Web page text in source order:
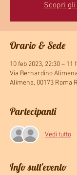
Scopri
Orario & Sede
10 feb 2023, 22:30 – 11
Via Bernardino
Alimena, 00173 Roma
Partecipanti
Vedi tutto
Info sull'evento